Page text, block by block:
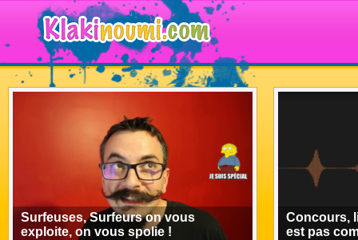
Surfeuses, Surfeurs on vous
exploite, on vous spolie !
Concours,
est pas